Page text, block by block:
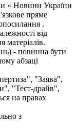
« Новини України
пряме
.
від
матеріалів.
- повинна бути
абзаці
"Заява",
"Тест-драйв",
на правах
з